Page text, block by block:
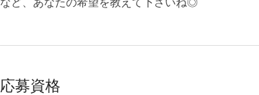
など、あなたの希望を教えて下さいね◎
応募資格